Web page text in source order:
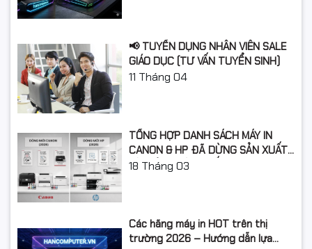
📢 TUYỂN DỤNG NHÂN VIÊN SALE
GIÁO DỤC (TƯ VẤN TUYỂN SINH)
11 Tháng 04
TỔNG HỢP DANH SÁCH MÁY IN
CANON & HP ĐÃ DỪNG SẢN XUẤT:
LỘ TRÌNH NÂNG CẤP 2026
18 Tháng 03
Các hãng máy in HOT trên thị
trường 2026 – Hướng dẫn lựa